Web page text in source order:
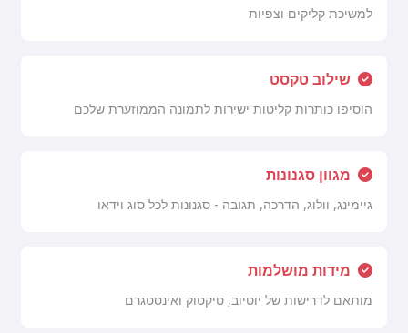
למשיכת קליקים וצפיות
שילוב טקסט
הוסיפו כותרות קליטות ישירות לתמונה הממוזערת שלכם
מגוון סגנונות
גיימינג, וולוג, הדרכה, תגובה - סגנונות לכל סוג וידאו
מידות מושלמות
מותאם לדרישות של יוטיוב, טיקטוק ואינסטגרם